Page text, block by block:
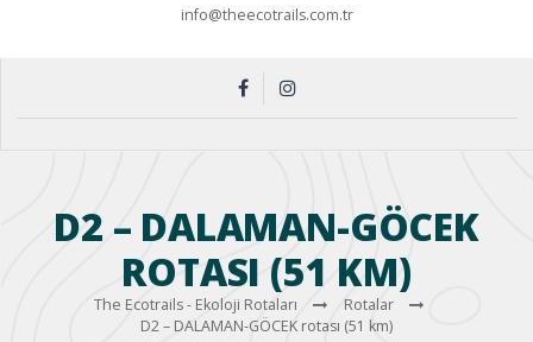
info@theecotrails.com.tr
D2 – DALAMAN-GÖCEK
ROTASI (51 KM)
The Ecotrails - Ekoloji Rotaları
Rotalar
D2 – DALAMAN-GÖCEK rotası (51 km)